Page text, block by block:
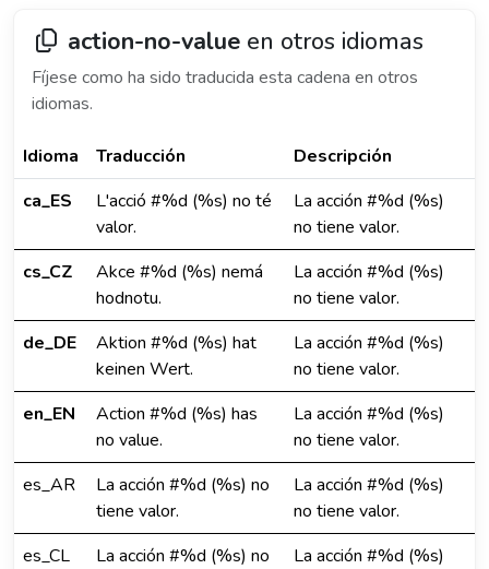
action-no-value en otros idiomas
Fíjese como ha sido traducida esta cadena en otros
idiomas.
Idioma Traducción
Descripción
ca_ES
L'acció #%d (%s) no té
valor.
La acción #%d (%s)
no tiene valor.
cs_CZ
Akce #%d (%s) nemá
hodnotu.
La acción #%d (%s)
no tiene valor.
de_DE
Aktion #%d (%s) hat
keinen Wert.
La acción #%d (%s)
no tiene valor.
en_EN
Action #%d (%s) has
no value.
La acción #%d (%s)
no tiene valor.
es_AR
La acción #%d (%s) no
tiene valor.
La acción #%d (%s)
no tiene valor.
es_CL
La acción #%d (%s) no
La acción #%d (%s)